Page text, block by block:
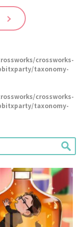
crossworks-
taxonomy-
crossworks-
taxonomy-